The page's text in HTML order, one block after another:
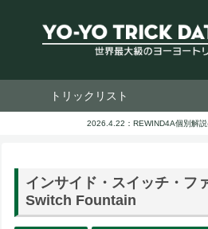
トリックリスト
2026.4.22：REWIND4A個別解
インサイド・スイッチ・フ
Switch Fountain